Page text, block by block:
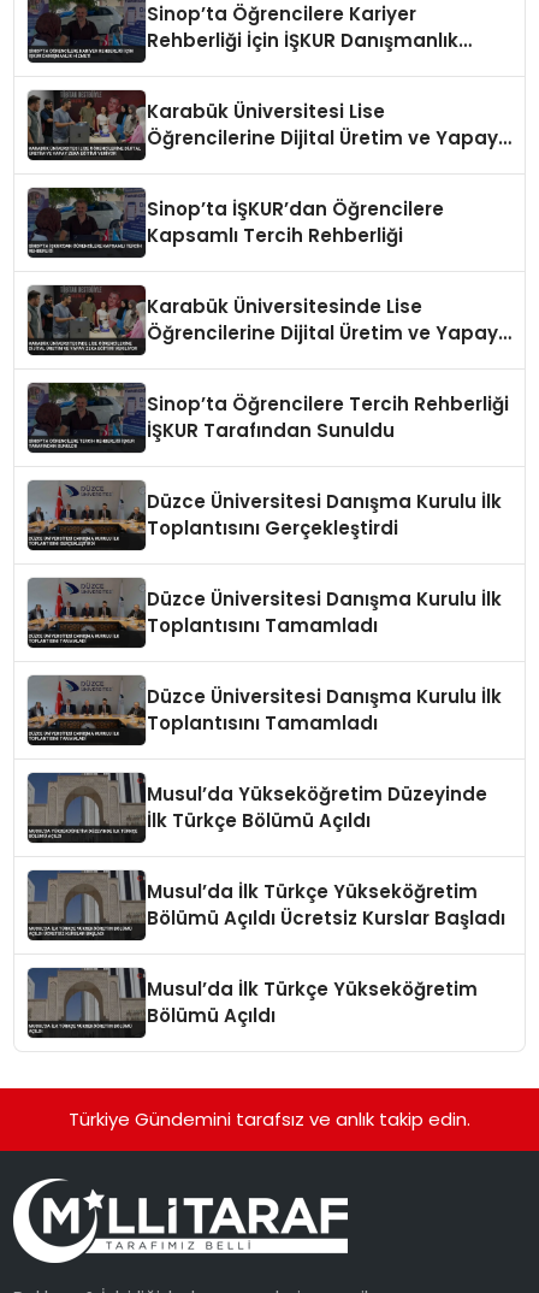
Sinop’ta Öğrencilere Kariyer
Rehberliği İçin İŞKUR Danışmanlık
Karabük Üniversitesi Lise
Öğrencilerine Dijital Üretim ve Yapay
Sinop’ta İŞKUR’dan Öğrencilere
Kapsamlı Tercih Rehberliği
Karabük Üniversitesinde Lise
Öğrencilerine Dijital Üretim ve Yapay
Sinop’ta Öğrencilere Tercih Rehberliği
İŞKUR Tarafından Sunuldu
Düzce Üniversitesi Danışma Kurulu İlk
Toplantısını Gerçekleştirdi
Düzce Üniversitesi Danışma Kurulu İlk
Toplantısını Tamamladı
Düzce Üniversitesi Danışma Kurulu İlk
Toplantısını Tamamladı
Musul’da Yükseköğretim Düzeyinde
İlk Türkçe Bölümü Açıldı
Musul’da İlk Türkçe Yükseköğretim
Bölümü Açıldı Ücretsiz Kurslar Başladı
Musul’da İlk Türkçe Yükseköğretim
Bölümü Açıldı
Türkiye Gündemini tarafsız ve anlık takip edin.